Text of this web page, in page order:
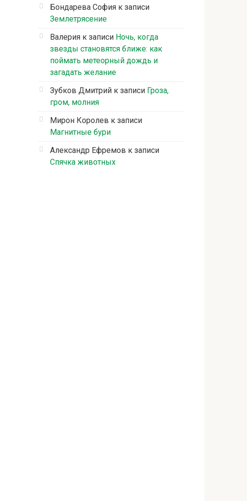
Бондарева София к записи
Землетрясение
Валерия к записи Ночь, когда
звезды становятся ближе: как
поймать метеорный дождь и
загадать желание
Зубков Дмитрий к записи Гроза,
гром, молния
Мирон Королев к записи
Магнитные бури
Александр Ефремов к записи
Спячка животных